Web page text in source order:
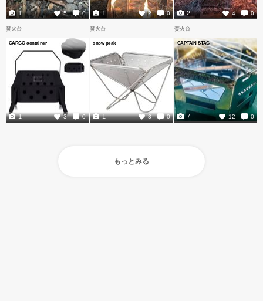
5 0
1 2 0
1 4 0
2
焚火台
CARGO container
3 0
1
焚火台
snow peak
3 0
1
焚火台
CAPTAIN STAG
12 0
7
もっとみる